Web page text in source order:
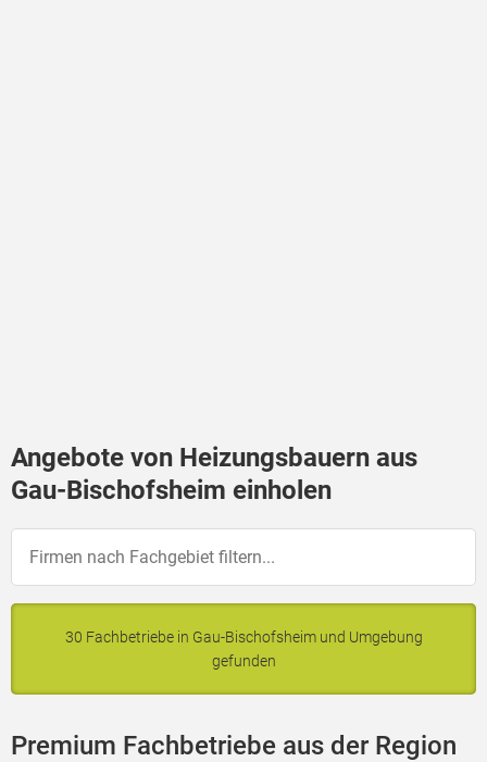
Angebote von Heizungsbauern aus
Gau-Bischofsheim einholen
30 Fachbetriebe in Gau-Bischofsheim und Umgebung
gefunden
Premium Fachbetriebe aus der Region